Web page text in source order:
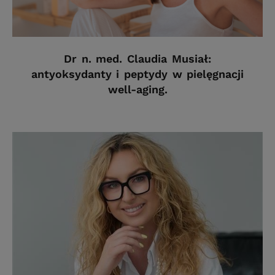
Dr n. med. Claudia Musiał:
antyoksydanty i peptydy w pielęgnacji
well-aging.